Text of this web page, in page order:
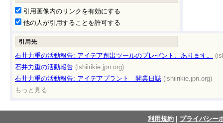
引用画像内のリンクを有効にする
他の人が引用することを許可する
石井力重の活動報告: アイデア創出ツールのプレゼント、あります。
石井力重の活動報告 (ishiirikie.jpn.org)
石井力重の活動報告: アイデアプラント 開業日誌 (ishiirikie.jpn.org)
もっと見る
利用規約| プライバシー